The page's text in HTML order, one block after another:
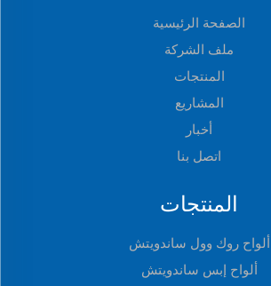
الصفحة الرئيسية
ملف الشركة
المنتجات
المشاريع
أخبار
اتصل بنا
المنتجات
ألواح روك وول ساندويتش
ألواح إبس ساندويتش